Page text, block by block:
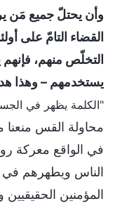
وأن يحتلّ جميع مَن
القضاء التامّ على
التخلّص منهم،
يستخدمهم – وهذا
"الكلمة يظهر في
محاولة القس منعنا
في الواقع معركة
الناس ويطهرهم في
المؤمنين